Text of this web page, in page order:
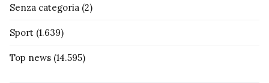
Senza categoria (2)
Sport (1.639)
Top news (14.595)